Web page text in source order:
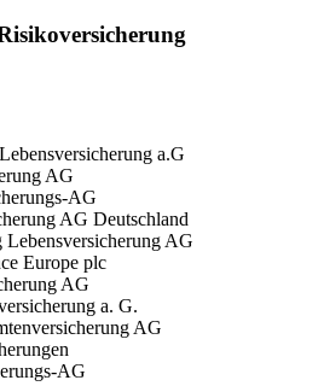
a.G
AG
AG
AG Deutschland
Lebensversicherung AG
Europe plc
AG
a. G.
AG
AG